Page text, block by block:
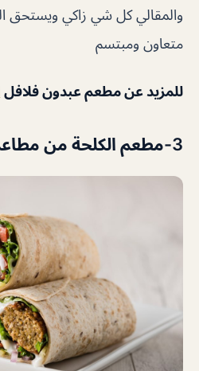
والمقالي كل شي زاكي ويستحق
متعاون ومبتسم
للمزيد عن مطعم عبدون فلافل
3-مطعم الكلحة من مطاعم فلافل في دبي